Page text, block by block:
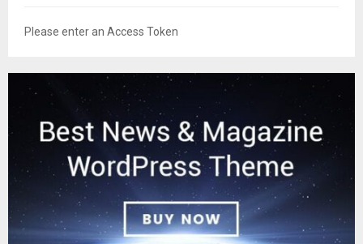
Please enter an Access Token